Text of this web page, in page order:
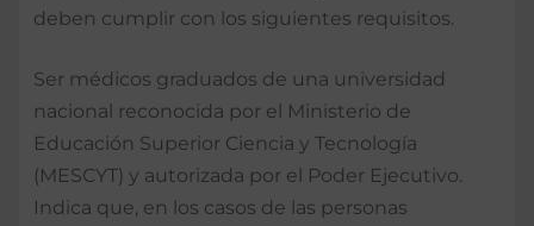
deben cumplir con los siguientes requisitos.
Ser médicos graduados de una universidad
nacional reconocida por el Ministerio de
Educación Superior Ciencia y Tecnología
(MESCYT) y autorizada por el Poder Ejecutivo.
Indica que, en los casos de las personas